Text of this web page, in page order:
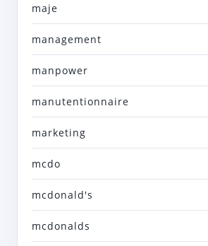
maje
management
manpower
manutentionnaire
marketing
mcdo
mcdonald's
mcdonalds